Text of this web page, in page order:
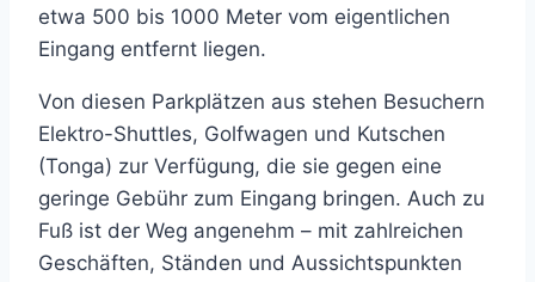
etwa 500 bis 1000 Meter vom eigentlichen
Eingang entfernt liegen.
Von diesen Parkplätzen aus stehen Besuchern
Elektro-Shuttles, Golfwagen und Kutschen
(Tonga) zur Verfügung, die sie gegen eine
geringe Gebühr zum Eingang bringen. Auch zu
Fuß ist der Weg angenehm – mit zahlreichen
Geschäften, Ständen und Aussichtspunkten